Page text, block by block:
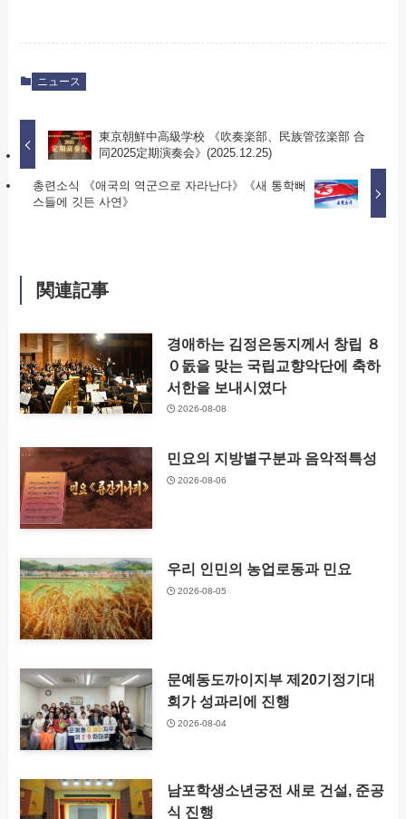
ニュース
東京朝鮮中高級学校 《吹奏楽部、民族管弦楽部 合
同2025定期演奏会》(2025.12.25)
총련소식 《애국의 역군으로 자라난다》《새 통학뻐
스들에 깃든 사연》
関連記事
경애하는 김정은동지께서 창립 ８
０돐을 맞는 국립교향악단에 축하
서한을 보내시였다
2026-08-08
민요의 지방별구분과 음악적특성
2026-08-06
우리 인민의 농업로동과 민요
2026-08-05
문예동도까이지부 제20기정기대
회가 성과리에 진행
2026-08-04
남포학생소년궁전 새로 건설, 준공
식 진행